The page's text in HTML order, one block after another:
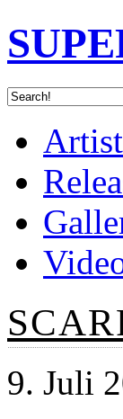
9. Juli